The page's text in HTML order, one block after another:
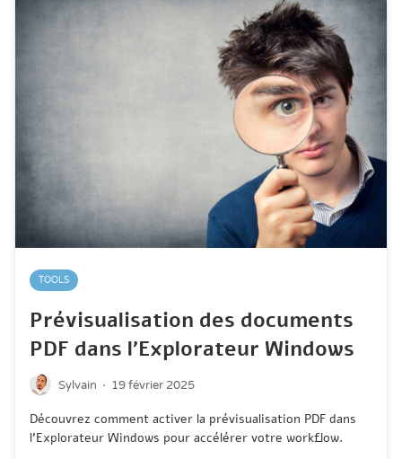
TOOLS
Prévisualisation des documents
PDF dans l’Explorateur Windows
Sylvain · 19 février 2025
Découvrez comment activer la prévisualisation PDF dans
l'Explorateur Windows pour accélérer votre workflow.